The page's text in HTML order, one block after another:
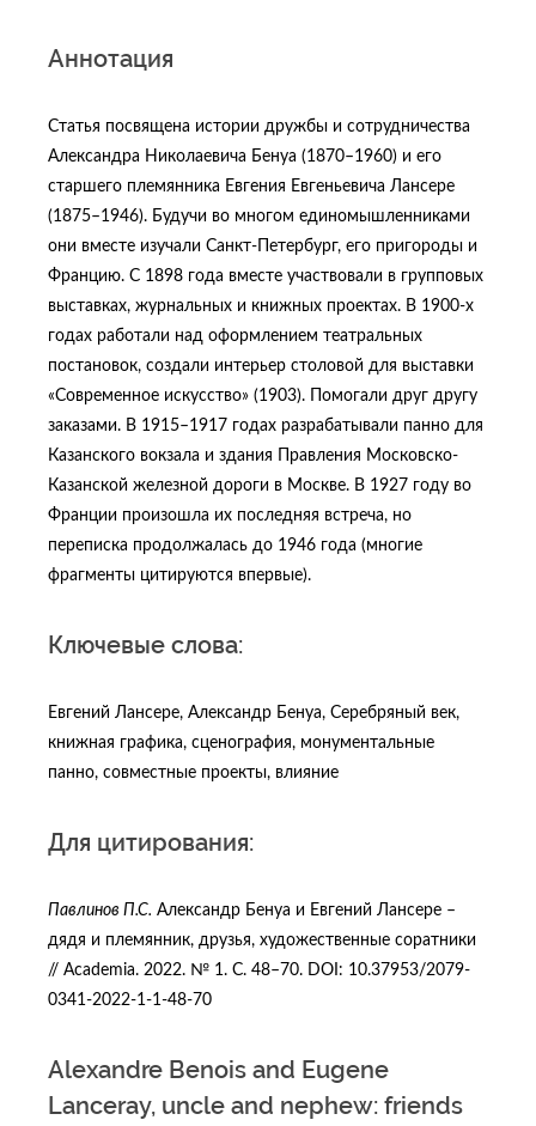
Аннотация
Статья посвящена истории дружбы и сотрудничества
Александра Николаевича Бенуа (1870–1960) и его
старшего племянника Евгения Евгеньевича Лансере
(1875–1946). Будучи во многом единомышленниками
они вместе изучали Санкт-Петербург, его пригороды и
Францию. С 1898 года вместе участвовали в групповых
выставках, журнальных и книжных проектах. В 1900-х
годах работали над оформлением театральных
постановок, создали интерьер столовой для выставки
«Современное искусство» (1903). Помогали друг другу
заказами. В 1915–1917 годах разрабатывали панно для
Казанского вокзала и здания Правления Московско-
Казанской железной дороги в Москве. В 1927 году во
Франции произошла их последняя встреча, но
переписка продолжалась до 1946 года (многие
фрагменты цитируются впервые).
Ключевые слова:
Евгений Лансере, Александр Бенуа, Серебряный век,
книжная графика, сценография, монументальные
панно, совместные проекты, влияние
Для цитирования:
Павлинов П.С. Александр Бенуа и Евгений Лансере –
дядя и племянник, друзья, художественные соратники
// Academia. 2022. № 1. С. 48–70. DOI: 10.37953/2079-
0341-2022-1-1-48-70
Alexandre Benois and Eugene
Lanсeray, uncle and nephew: friends